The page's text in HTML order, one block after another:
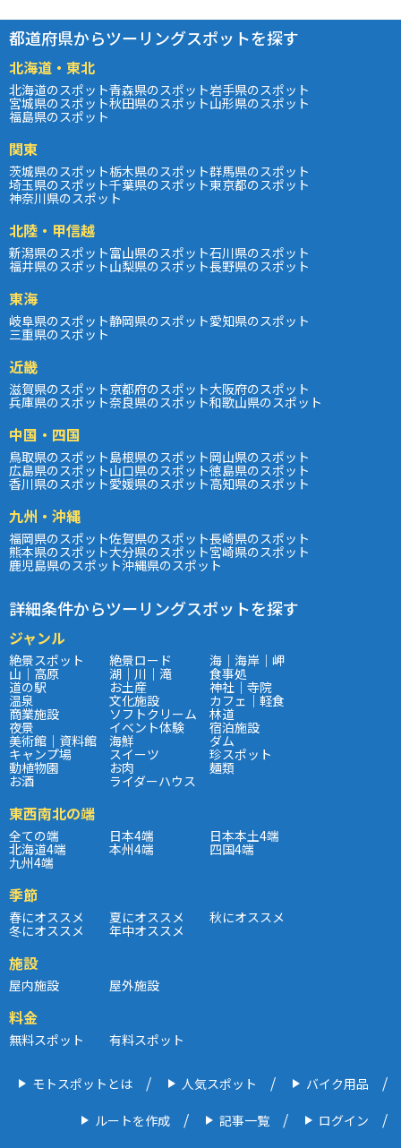
都道府県からツーリングスポットを探す
北海道・東北
北海道のスポット青森県のスポット岩手県のスポット
宮城県のスポット秋田県のスポット山形県のスポット
福島県のスポット
関東
茨城県のスポット栃木県のスポット群馬県のスポット
埼玉県のスポット千葉県のスポット東京都のスポット
神奈川県のスポット
北陸・甲信越
新潟県のスポット富山県のスポット石川県のスポット
福井県のスポット山梨県のスポット長野県のスポット
東海
岐阜県のスポット静岡県のスポット愛知県のスポット
三重県のスポット
近畿
滋賀県のスポット京都府のスポット大阪府のスポット
兵庫県のスポット奈良県のスポット和歌山県のスポット
中国・四国
鳥取県のスポット島根県のスポット岡山県のスポット
広島県のスポット山口県のスポット徳島県のスポット
香川県のスポット愛媛県のスポット高知県のスポット
九州・沖縄
福岡県のスポット佐賀県のスポット長崎県のスポット
熊本県のスポット大分県のスポット宮崎県のスポット
鹿児島県のスポット沖縄県のスポット
詳細条件からツーリングスポットを探す
ジャンル
絶景スポット 絶景ロード 海｜海岸｜岬
山｜高原 湖｜川｜滝 食事処
道の駅 お土産 神社｜寺院
温泉 文化施設 カフェ｜軽食
商業施設 ソフトクリーム 林道
夜景 イベント体験 宿泊施設
美術館｜資料館 海鮮 ダム
キャンプ場 スイーツ 珍スポット
動植物園 お肉 麺類
お酒 ライダーハウス
東西南北の端
全ての端 日本4端 日本本土4端
北海道4端 本州4端 四国4端
九州4端
季節
春にオススメ 夏にオススメ 秋にオススメ
冬にオススメ 年中オススメ
施設
屋内施設 屋外施設
料金
無料スポット 有料スポット
モトスポットとは 人気スポット バイク用品
ルートを作成 記事一覧 ログイン